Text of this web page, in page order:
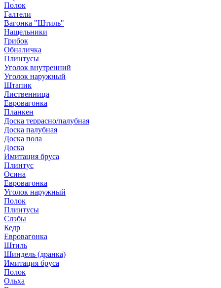
Полок
Галтели
Вагонка "Штиль"
Нащельники
Грибок
Обналичка
Плинтусы
Уголок внутренний
Уголок наружный
Штапик
Лиственница
Евровагонка
Планкен
Доска террасно/палубная
Доска палубная
Доска пола
Доска
Имитация бруса
Плинтус
Осина
Евровагонка
Уголок наружный
Полок
Плинтусы
Слэбы
Кедр
Евровагонка
Штиль
Шиндель (дранка)
Имитация бруса
Полок
Ольха